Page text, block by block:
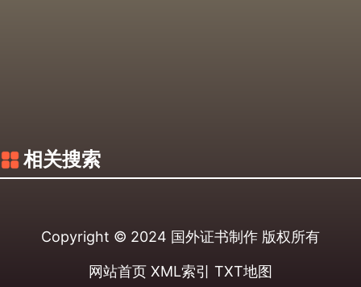
相关搜索
Copyright © 2024 国外证书制作 版权所有
网站首页 XML索引 TXT地图